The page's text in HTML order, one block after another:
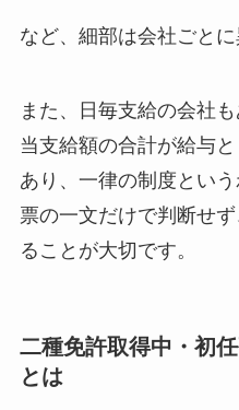
など、細部は会社ごとに
また、日毎支給の会社
当支給額の合計が給与
あり、一律の制度とい
票の一文だけで判断せ
ることが大切です。
二種免許取得中・初
とは